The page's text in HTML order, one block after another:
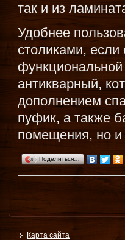
так и из
Удобнее
столиками,
антикварный,
дополнением
пуфик, а также
помещения, но и
Поделиться…
Карта сайта